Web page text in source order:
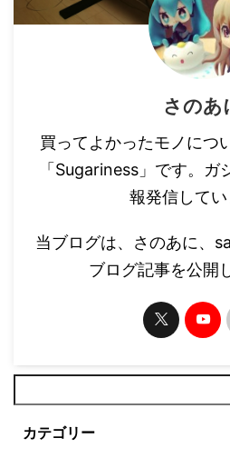
さのあ
買ってよかったモノにつ
「Sugariness」です。ガ
報発信してい
当ブログは、さのあに、
ブログ記事を公開
カテゴリー